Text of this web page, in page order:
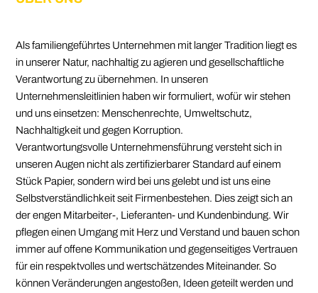
Als familiengeführtes Unternehmen mit langer Tradition liegt es
in unserer Natur, nachhaltig zu agieren und gesellschaftliche
Verantwortung zu übernehmen. In unseren
Unternehmensleitlinien haben wir formuliert, wofür wir stehen
und uns einsetzen: Menschenrechte, Umweltschutz,
Nachhaltigkeit und gegen Korruption.
Verantwortungsvolle Unternehmensführung versteht sich in
unseren Augen nicht als zertifizierbarer Standard auf einem
Stück Papier, sondern wird bei uns gelebt und ist uns eine
Selbstverständlichkeit seit Firmenbestehen. Dies zeigt sich an
der engen Mitarbeiter-, Lieferanten- und Kundenbindung. Wir
pflegen einen Umgang mit Herz und Verstand und bauen schon
immer auf offene Kommunikation und gegenseitiges Vertrauen
für ein respektvolles und wertschätzendes Miteinander. So
können Veränderungen angestoßen, Ideen geteilt werden und